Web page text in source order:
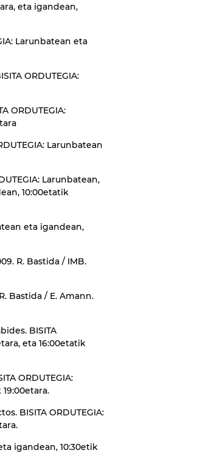
eta igandean,
Larunbatean eta
ORDUTEGIA:
ORDUTEGIA:
Larunbatean
Larunbatean,
10:00etatik
eta igandean,
R. Bastida / IMB.
Bastida / E. Amann.
BISITA
eta 16:00etatik
ORDUTEGIA:
BISITA ORDUTEGIA:
igandean, 10:30etik